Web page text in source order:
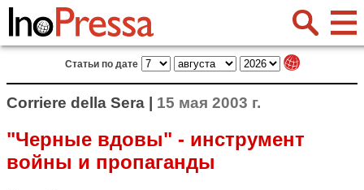
Статьи по дате
Corriere della Sera | 15 мая 2003 г.
"Черные вдовы" - инструмент
войны и пропаганды